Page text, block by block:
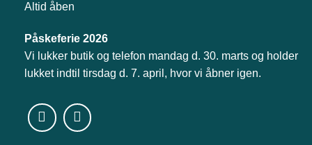
Altid åben
Påskeferie 2026
Vi lukker butik og telefon mandag d. 30. marts og holder
lukket indtil tirsdag d. 7. april, hvor vi åbner igen.